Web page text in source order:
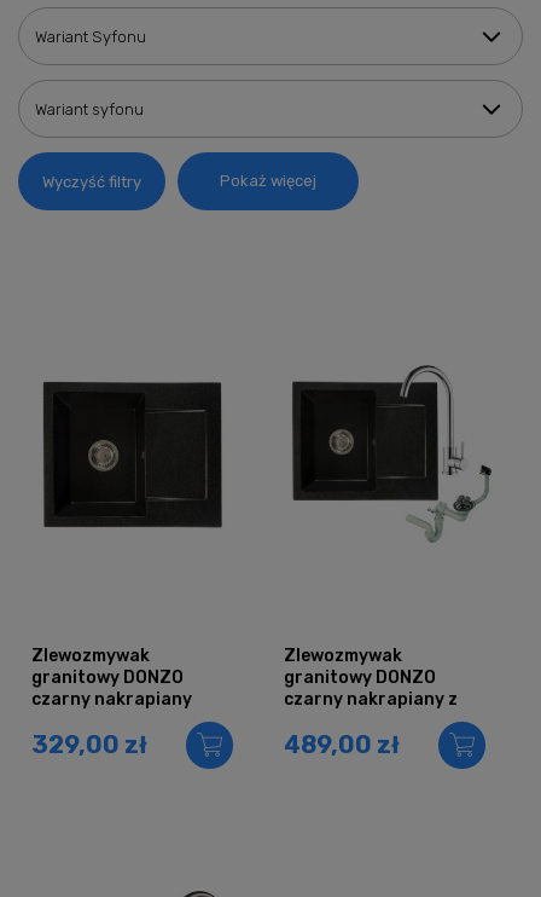
Wariant Syfonu
Wariant syfonu
Wyczyść filtry Pokaż więcej
Zlewozmywak
granitowy DONZO
czarny nakrapiany
329,00 zł
Zlewozmywak
granitowy DONZO
czarny nakrapiany z
syfonem
489,00 zł